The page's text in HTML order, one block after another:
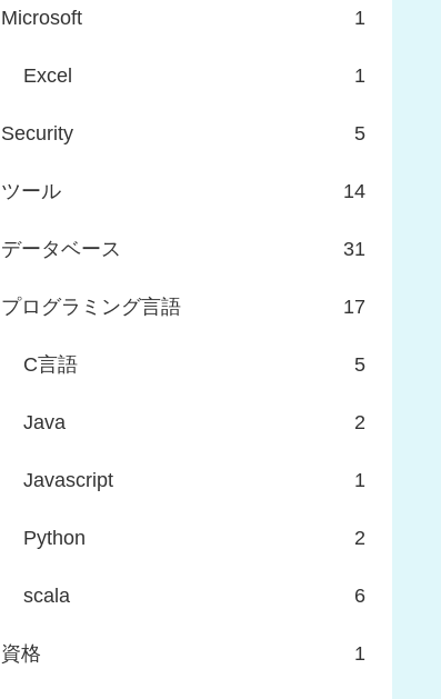
Microsoft 1
Excel 1
Security 5
ツール 14
データベース 31
プログラミング言語 17
C言語 5
Java 2
Javascript 1
Python 2
scala 6
資格 1